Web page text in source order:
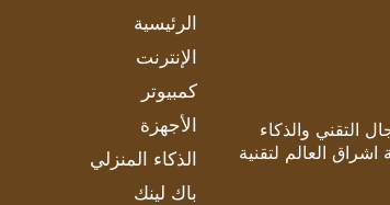
التقني والذكاء
العالم لتقنية
الرئيسية
الإنترنت
كمبيوتر
الأجهزة
الذكاء المنزلي
باك لينك